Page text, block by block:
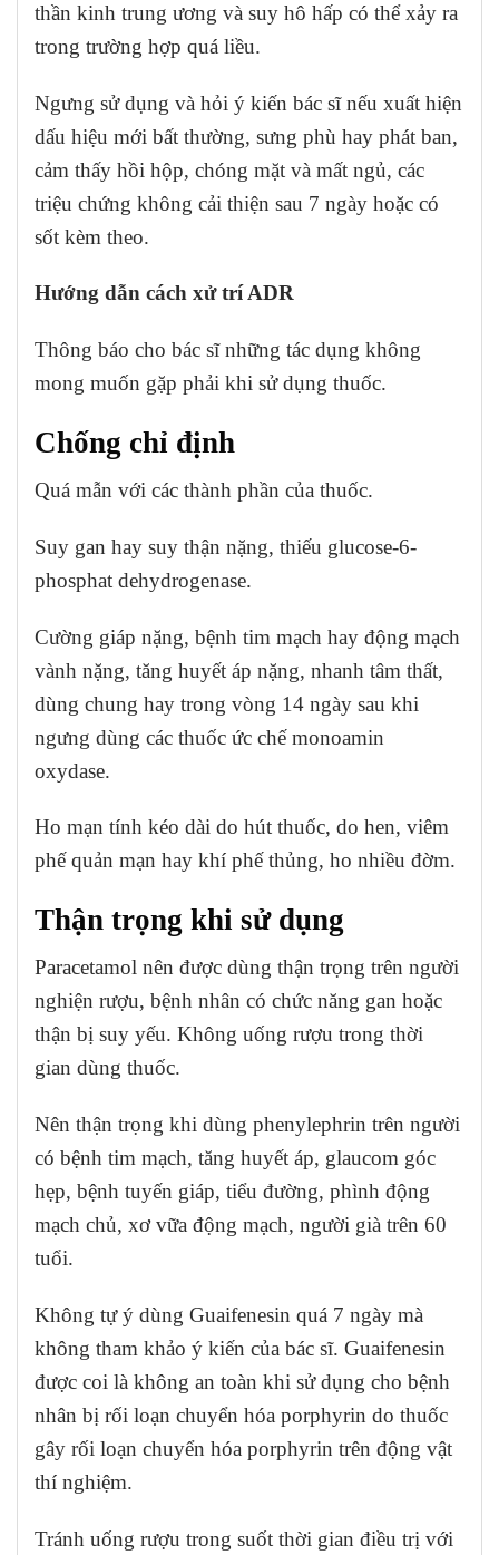
thần kinh trung ương và suy hô hấp có thể xảy ra
trong trường hợp quá liều.
Ngưng sử dụng và hỏi ý kiến bác sĩ nếu xuất hiện
dấu hiệu mới bất thường, sưng phù hay phát ban,
cảm thấy hồi hộp, chóng mặt và mất ngủ, các
triệu chứng không cải thiện sau 7 ngày hoặc có
sốt kèm theo.
Hướng dẫn cách xử trí ADR
Thông báo cho bác sĩ những tác dụng không
mong muốn gặp phải khi sử dụng thuốc.
Chống chỉ định
Quá mẫn với các thành phần của thuốc.
Suy gan hay suy thận nặng, thiếu glucose-6-
phosphat dehydrogenase.
Cường giáp nặng, bệnh tim mạch hay động mạch
vành nặng, tăng huyết áp nặng, nhanh tâm thất,
dùng chung hay trong vòng 14 ngày sau khi
ngưng dùng các thuốc ức chế monoamin
oxydase.
Ho mạn tính kéo dài do hút thuốc, do hen, viêm
phế quản mạn hay khí phế thủng, ho nhiều đờm.
Thận trọng khi sử dụng
Paracetamol nên được dùng thận trọng trên người
nghiện rượu, bệnh nhân có chức năng gan hoặc
thận bị suy yếu. Không uống rượu trong thời
gian dùng thuốc.
Nên thận trọng khi dùng phenylephrin trên người
có bệnh tim mạch, tăng huyết áp, glaucom góc
hẹp, bệnh tuyến giáp, tiểu đường, phình động
mạch chủ, xơ vữa động mạch, người già trên 60
tuổi.
Không tự ý dùng Guaifenesin quá 7 ngày mà
không tham khảo ý kiến của bác sĩ. Guaifenesin
được coi là không an toàn khi sử dụng cho bệnh
nhân bị rối loạn chuyển hóa porphyrin do thuốc
gây rối loạn chuyển hóa porphyrin trên động vật
thí nghiệm.
Tránh uống rượu trong suốt thời gian điều trị với